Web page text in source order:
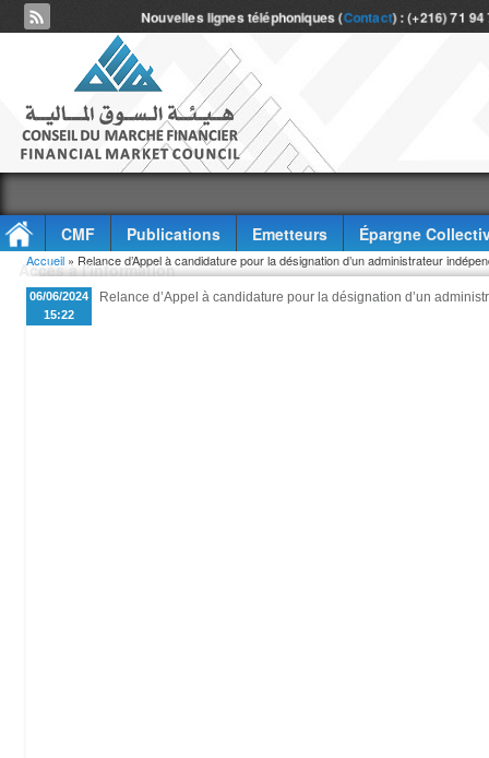
Nouvelles lignes téléphoniques (Contact) : (+216) 71
CMF Publications Emetteurs
Épargne
Accès à l'information
Vous êtes ici
Accueil » Relance d’Appel à candidature pour la désignation d’un administrateur
06/06/2024
15:22
Relance d’Appel à candidature pour la désignation d’un